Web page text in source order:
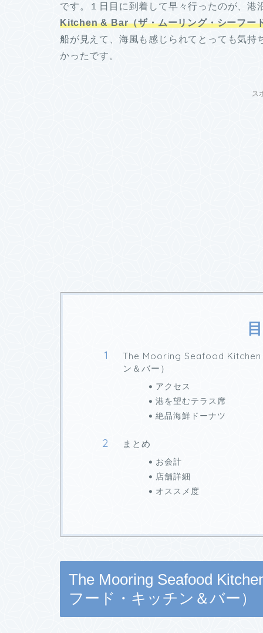
です。１日目に到着して早々行ったのが、港
Kitchen & Bar（ザ・ムーリング・シーフー
船が見えて、海風も感じられてとっても気
かったです。
ス
The Mooring Seafood Kitchen
ン＆バー）
アクセス
港を望むテラス席
絶品海鮮ドーナツ
まとめ
お会計
店舗詳細
オススメ度
The Mooring Seafood
フード・キッチン＆バー）